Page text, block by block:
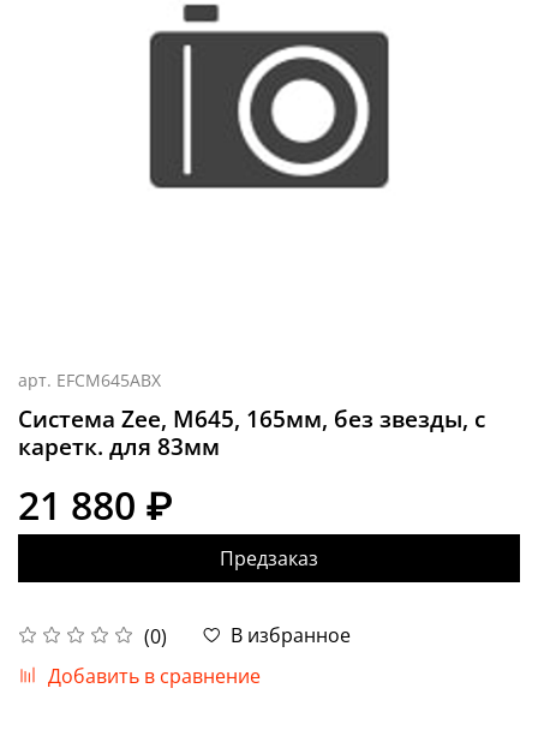
арт. EFCM645ABX
Система Zee, M645, 165мм, без звезды, с
каретк. для 83мм
(0)
В избранное
Добавить в сравнение
21 880 ₽
Предзаказ